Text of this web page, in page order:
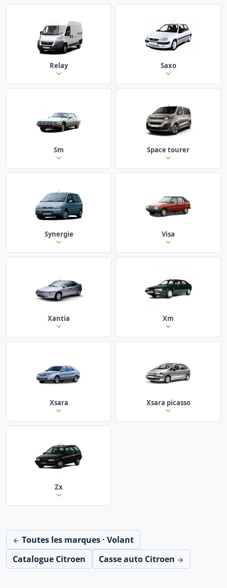
Relay Saxo
Sm Space tourer
Synergie Visa
Xantia Xm
Xsara Xsara picasso
Zx
Toutes les marques · Volant
Catalogue Citroen
Casse auto Citroen